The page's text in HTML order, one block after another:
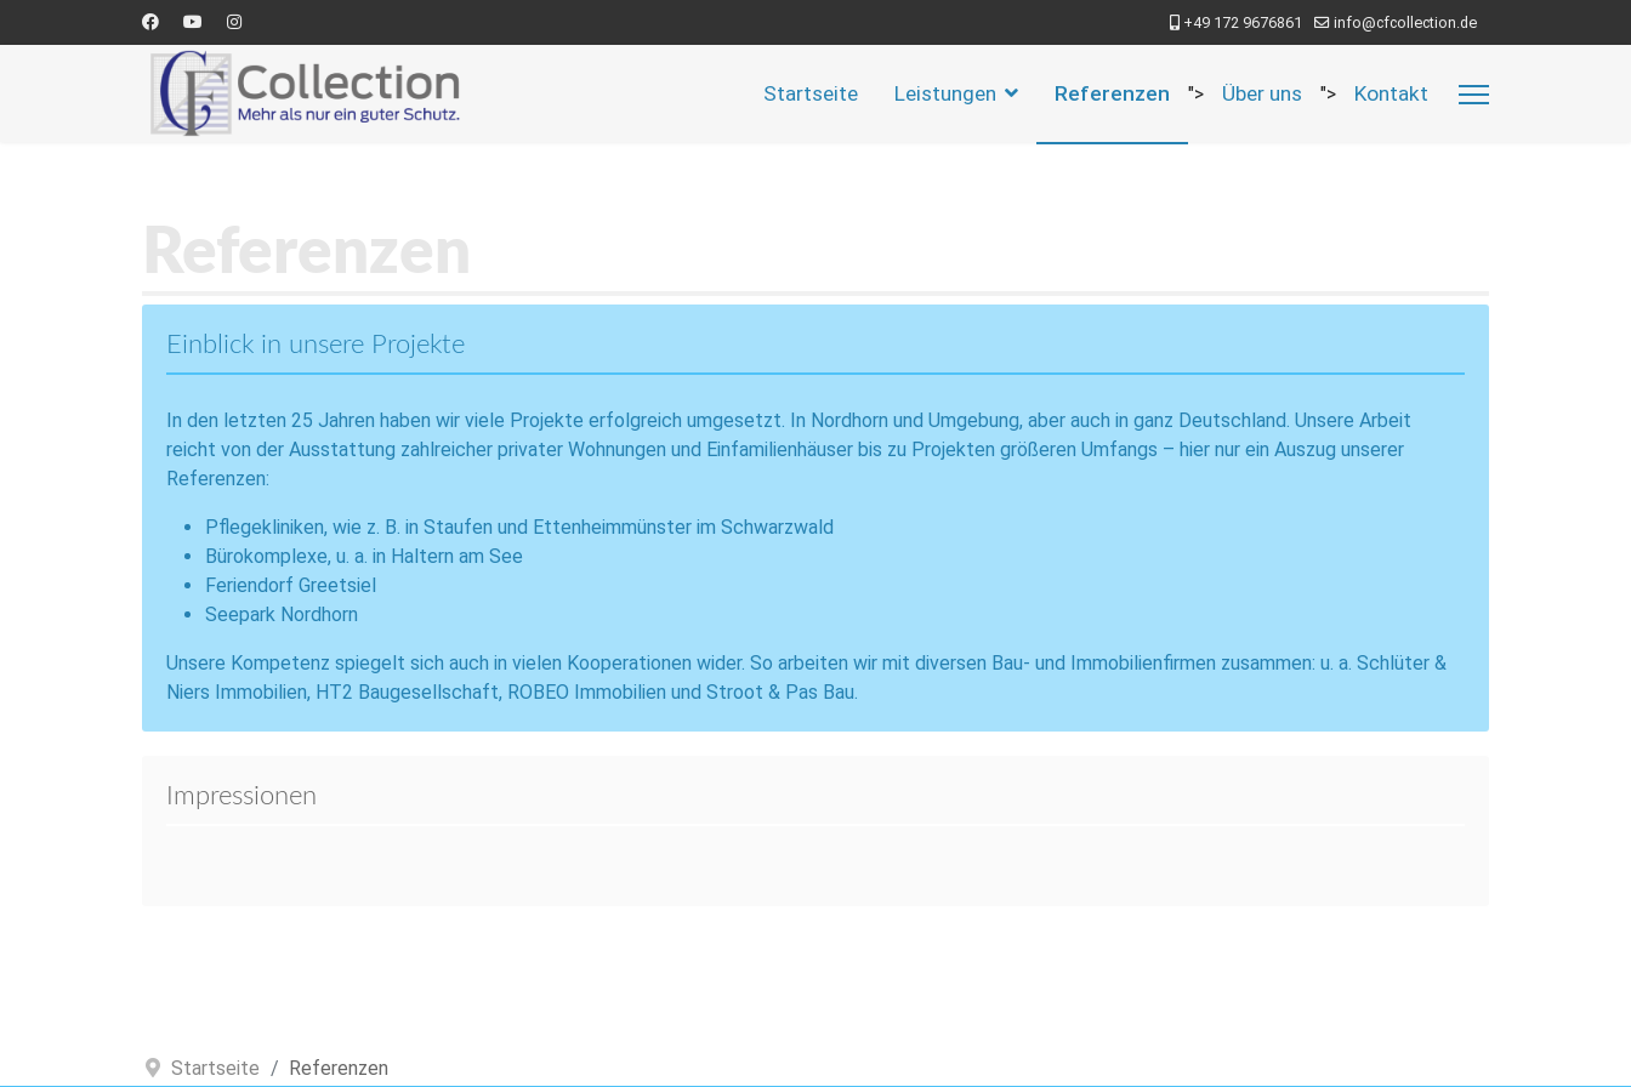
+49 172 9676861 info@cfcollection.de
Startseite Leistungen Referenzen "> Über uns "> Kontakt
Referenzen
Einblick in unsere Projekte
In den letzten 25 Jahren haben wir viele Projekte erfolgreich umgesetzt. In Nordhorn und Umgebung, aber auch in ganz Deutschland. Unsere Arbeit
reicht von der Ausstattung zahlreicher privater Wohnungen und Einfamilienhäuser bis zu Projekten größeren Umfangs – hier nur ein Auszug unserer
Referenzen:
Pflegekliniken, wie z. B. in Staufen und Ettenheimmünster im Schwarzwald
Bürokomplexe, u. a. in Haltern am See
Feriendorf Greetsiel
Seepark Nordhorn
Unsere Kompetenz spiegelt sich auch in vielen Kooperationen wider. So arbeiten wir mit diversen Bau- und Immobilienfirmen zusammen: u. a. Schlüter &
Niers Immobilien, HT2 Baugesellschaft, ROBEO Immobilien und Stroot & Pas Bau.
Impressionen
Startseite Referenzen